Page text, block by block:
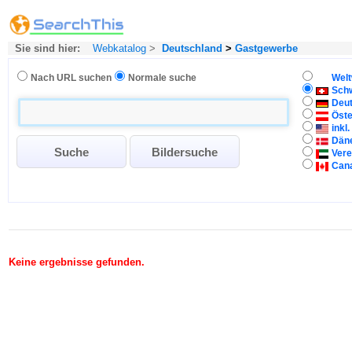
Sie sind hier: Webkatalog > Deutschland > Gastgewerbe
Nach URL suchen Normale suche
inkl.
Keine ergebnisse gefunden.